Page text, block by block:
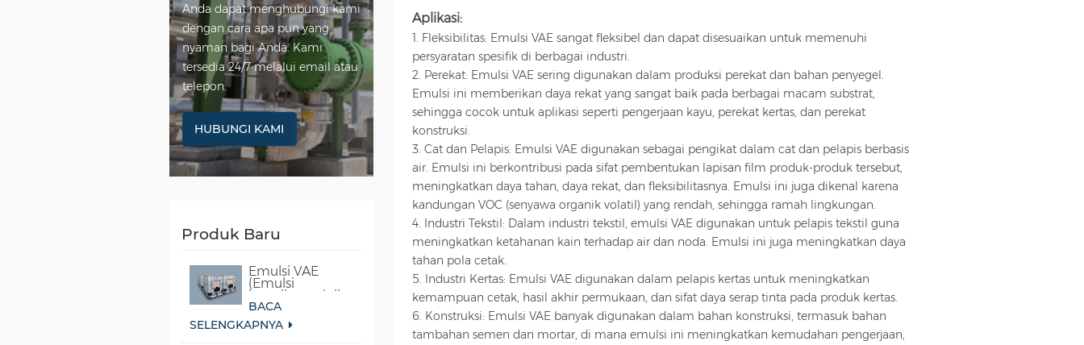
Anda dapat menghubungi kami
dengan cara apa pun yang
nyaman bagi Anda. Kami
tersedia 24/7 melalui email atau
telepon.
HUBUNGI KAMI
Produk Baru
Emulsi VAE
(Emulsi
kopolimer vinil
asetat-etilena)
BACA
SELENGKAPNYA
Aplikasi:
1. Fleksibilitas: Emulsi VAE sangat fleksibel dan dapat disesuaikan untuk memenuhi
persyaratan spesifik di berbagai industri.
2. Perekat: Emulsi VAE sering digunakan dalam produksi perekat dan bahan penyegel.
Emulsi ini memberikan daya rekat yang sangat baik pada berbagai macam substrat,
sehingga cocok untuk aplikasi seperti pengerjaan kayu, perekat kertas, dan perekat
konstruksi.
3. Cat dan Pelapis: Emulsi VAE digunakan sebagai pengikat dalam cat dan pelapis berbasis
air. Emulsi ini berkontribusi pada sifat pembentukan lapisan film produk-produk tersebut,
meningkatkan daya tahan, daya rekat, dan fleksibilitasnya. Emulsi ini juga dikenal karena
kandungan VOC (senyawa organik volatil) yang rendah, sehingga ramah lingkungan.
4. Industri Tekstil: Dalam industri tekstil, emulsi VAE digunakan untuk pelapis tekstil guna
meningkatkan ketahanan kain terhadap air dan noda. Emulsi ini juga meningkatkan daya
tahan pola cetak.
5. Industri Kertas: Emulsi VAE digunakan dalam pelapis kertas untuk meningkatkan
kemampuan cetak, hasil akhir permukaan, dan sifat daya serap tinta pada produk kertas.
6. Konstruksi: Emulsi VAE banyak digunakan dalam bahan konstruksi, termasuk bahan
tambahan semen dan mortar, di mana emulsi ini meningkatkan kemudahan pengerjaan,